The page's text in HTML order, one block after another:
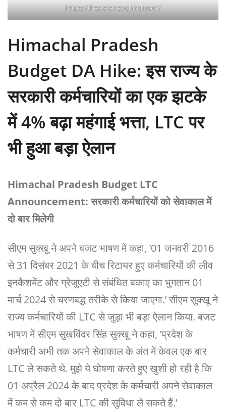
https://thestatenewshindi.com/
Himachal Pradesh
Budget DA Hike: इस राज्य के
सरकारी कर्मचारियों का एक झटके
में 4% बढ़ा महंगाई भत्ता, LTC पर
भी हुआ बड़ा ऐलान
Himachal Pradesh Budget LTC
Announcement: सरकारी कर्मचारियों को सेवाकाल में
दो बार मिलेगी
सीएम सुक्खू ने अपने बजट भाषण में कहा, ’01 जनवरी 2016
से 31 दिसंबर 2021 के बीच रिटायर हुए कर्मचारियों की लीव
इनकैशमेंट और ग्रेजुएटी से संबंधित बकाए का भुगतान 01
मार्च 2024 से चरणबद्ध तरीके से किया जाएगा.’ सीएम सुक्खू ने
राज्य कर्मचारियों की LTC से जुड़ा भी बड़ा ऐलान किया. बजट
भाषण में सीएम सुखविंदर सिंह सुक्खू ने कहा, ‘प्रदेश के
कर्मचारी अभी तक अपने सेवाकाल के अंत में केवल एक बार
LTC ले सकते थे. मुझे ये घोषणा करते हुए खुशी हो रही है कि
01 अप्रैल 2024 के बाद प्रदेश के कर्मचारी अपने सेवाकाल
में कम से कम दो बार LTC की सुविधा ले सकते हैं.’